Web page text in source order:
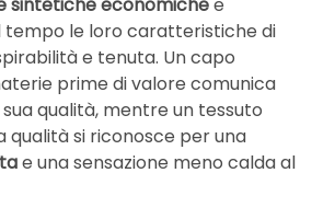
sintetiche economichee
tempo le loro caratteristiche di
e tenuta. Un capo
prime di valore comunica
qualità, mentre un tessuto
qualità si riconosce per una
e una sensazione meno calda al